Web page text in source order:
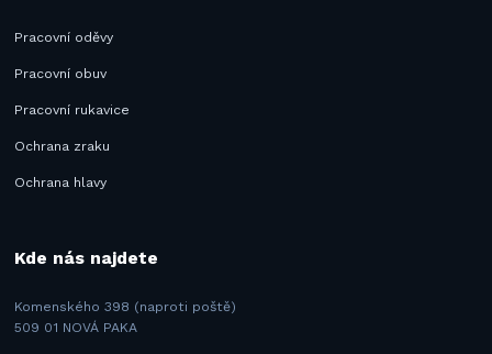
Pracovní oděvy
Pracovní obuv
Pracovní rukavice
Ochrana zraku
Ochrana hlavy
Kde nás najdete
Komenského 398 (naproti poště)
509 01 NOVÁ PAKA